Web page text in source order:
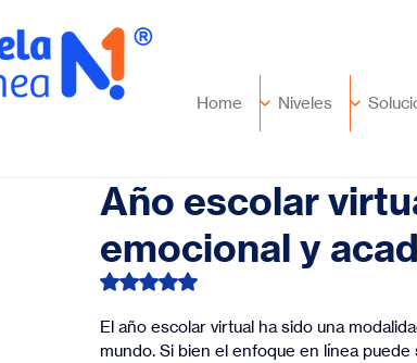
Home Niveles
Año escolar
emocional y
Obtuvo NaN de 5 estrellas.
El año escolar virtual ha sido una
mundo. Si bien el enfoque en línea